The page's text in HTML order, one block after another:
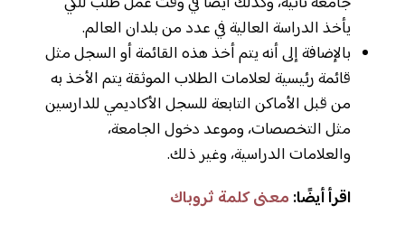
يأخذ الدراسة العالية في عدد من بلدان العالم.
بالإضافة إلى أنه يتم أخذ هذه القائمة أو السجل مثل
قائمة رئيسية لعلامات الطلاب الموثقة يتم الأخذ به
من قبل الأماكن التابعة للسجل الأكاديمي للدارسين
مثل التخصصات، وموعد دخول الجامعة،
والعلامات الدراسية، وغير ذلك.
اقرأ أيضًا: معنى كلمة ثروباك